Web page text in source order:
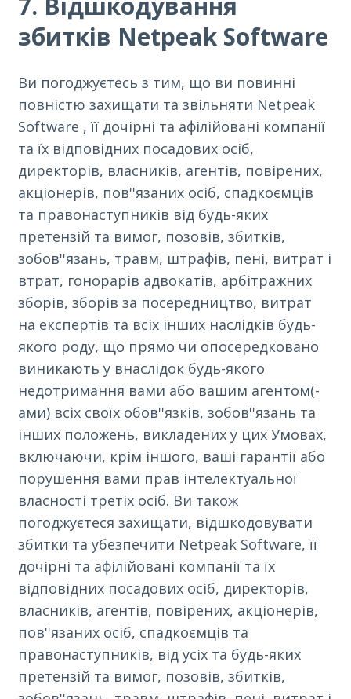
збитків Netpeak Software
Ви погоджуєтесь з тим, що ви повинні
повністю захищати та звільняти Netpeak
Software , її дочірні та афілійовані компанії
та їх відповідних посадових осіб,
директорів, власників, агентів, повірених,
акціонерів, пов''язаних осіб, спадкоємців
та правонаступників від будь-яких
претензій та вимог, позовів, збитків,
зобов''язань, травм, штрафів, пені, витрат і
втрат, гонорарів адвокатів, арбітражних
зборів, зборів за посередництво, витрат
на експертів та всіх інших наслідків будь-
якого роду, що прямо чи опосередковано
виникають у внаслідок будь-якого
недотримання вами або вашим агентом(-
ами) всіх своїх обов''язків, зобов''язань та
інших положень, викладених у цих Умовах,
включаючи, крім іншого, ваші гарантії або
порушення вами прав інтелектуальної
власності третіх осіб. Ви також
погоджуєтеся захищати, відшкодовувати
збитки та убезпечити Netpeak Software, її
дочірні та афілійовані компанії та їх
відповідних посадових осіб, директорів,
власників, агентів, повірених, акціонерів,
пов''язаних осіб, спадкоємців та
правонаступників, від усіх та будь-яких
претензій та вимог, позовів, збитків,